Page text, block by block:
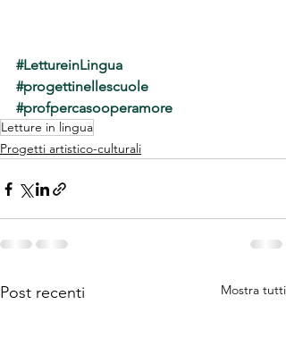
#LettureinLingua
#progettinellescuole
#profpercasooperamore
Letture in lingua
Progetti artistico-culturali
Post recenti Mostra tutti